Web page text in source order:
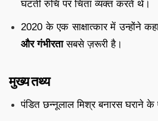
घटती रुचि पर चिंता व्यक्त करते थे।
2020 के एक साक्षात्कार में उन्होंने
और गंभीरतासबसे ज़रूरी है।
मुख्य तथ्य
पंडित छन्नूलाल मिश्र बनारस घराने